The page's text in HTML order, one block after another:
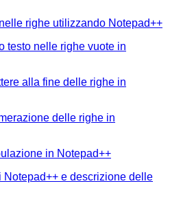
righe utilizzando Notepad++
testo nelle righe vuote in
alla fine delle righe in
delle righe in
in Notepad++
Notepad++ e descrizione delle